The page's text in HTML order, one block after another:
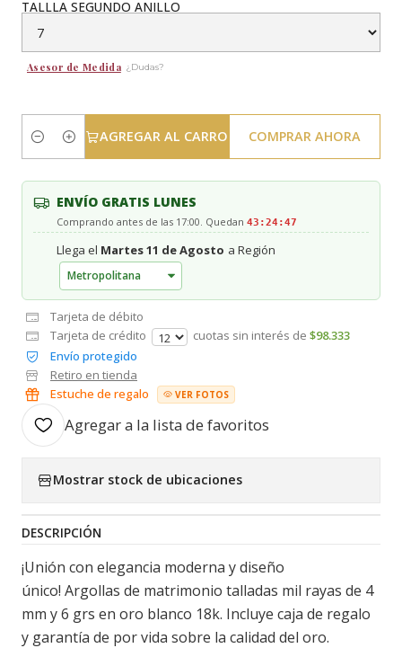
TALLLA SEGUNDO ANILLO
Asesor de Medida ¿Dudas?
Cantidad
AGREGAR AL CARRO COMPRAR AHORA
ENVÍO GRATIS LUNES
Comprando antes de las 17:00. Quedan 43:24:47
Llega el Martes 11 de Agosto a Región
Tarjeta de débito
Tarjeta de crédito
cuotas sin interés de $98.333
Envío protegido
Retiro en tienda
Estuche de regalo
VER FOTOS
Agregar a la lista de favoritos
Mostrar stock de ubicaciones
DESCRIPCIÓN
¡Unión con elegancia moderna y diseño
único! Argollas de matrimonio talladas mil rayas de 4
mm y 6 grs en oro blanco 18k. Incluye caja de regalo
y garantía de por vida sobre la calidad del oro.